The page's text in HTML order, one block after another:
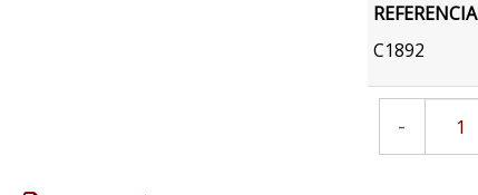
REFERENCIA
C1892
-